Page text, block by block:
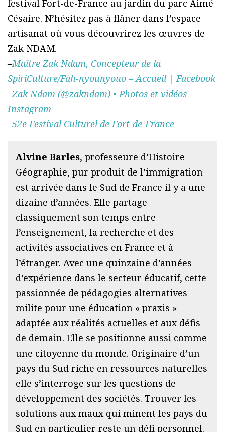
festival Fort-de-France au jardin du parc Aimé
Césaire. N’hésitez pas à flâner dans l’espace
artisanat où vous découvrirez les œuvres de
Zak NDAM.
–Maître Zak Ndam, Concepteur de la
SpiriCulture/Fàh-nyounyouo – Accueil | Facebook
–Zak Ndam (@zakndam) • Photos et vidéos
Instagram
–52e Festival Culturel de Fort-de-France
Alvine Barles, professeure d’Histoire-
Géographie, pur produit de l’immigration
est arrivée dans le Sud de France il y a une
dizaine d’années. Elle partage
classiquement son temps entre
l’enseignement, la recherche et des
activités associatives en France et à
l’étranger. Avec une quinzaine d’années
d’expérience dans le secteur éducatif, cette
passionnée de pédagogies alternatives
milite pour une éducation « praxis »
adaptée aux réalités actuelles et aux défis
de demain. Elle se positionne aussi comme
une citoyenne du monde. Originaire d’un
pays du Sud riche en ressources naturelles
elle s’interroge sur les questions de
développement des sociétés. Trouver les
solutions aux maux qui minent les pays du
Sud en particulier reste un défi personnel.